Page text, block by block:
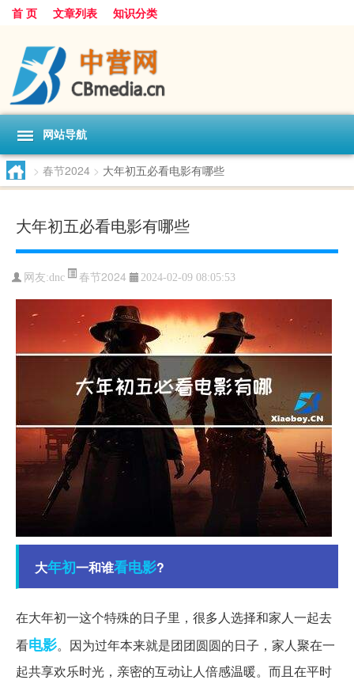
首 页 文章列表 知识分类
网站导航
> 春节2024 > 大年初五必看电影有哪些
大年初五必看电影有哪些
网友:dnc 春节2024 2024-02-09 08:05:53
大年初一和谁看电影?
在大年初一这个特殊的日子里，很多人选择和家人一起去
看电影。因为过年本来就是团团圆圆的日子，家人聚在一
起共享欢乐时光，亲密的互动让人倍感温暖。而且在平时